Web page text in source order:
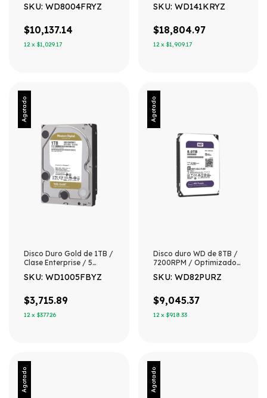
SKU: WD8004FRYZ
$10,137.14
12 x $1,029.17
SKU: WD141KRYZ
$18,804.97
12 x $1,909.17
Agotado
Disco Duro Gold de 1TB /
Clase Enterprise / 5
SKU: WD1005FBYZ
$3,715.89
12 x $377.26
Agotado
Disco duro WD de 8TB /
7200RPM / Optimizado
SKU: WD82PURZ
$9,045.37
12 x $918.33
Agotado Agotado